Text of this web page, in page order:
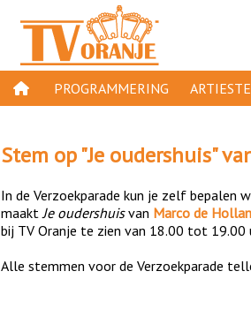
PROGRAMMERING
GESPEELD OP TV ORANJE
ORANJE KROON
TV ORANJE TOP 1000
11 VAN ORANJE
Stem op "Je oudershuis"
In de Verzoekparade kun je zelf bepalen
maakt Je oudershuisvan Marco de
bij TV Oranje te zien van 18.00 tot 19.00
Alle stemmen voor de Verzoekparade